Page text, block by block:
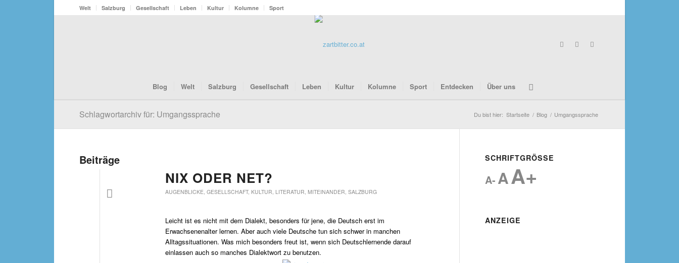
Welt Salzburg Gesellschaft Leben Kultur Kolumne Sport
Blog Welt Salzburg Gesellschaft Leben Kultur Kolumne Sport Entdecken Über uns
Schlagwortarchiv für: Umgangssprache Du bist hier: Startseite / Blog / Umgangssprache
Beiträge
NIX ODER NET?
AUGENBLICKE, GESELLSCHAFT, KULTUR, LITERATUR, MITEINANDER, SALZBURG
Leicht ist es nicht mit dem Dialekt, besonders für jene, die Deutsch erst im
Erwachsenenalter lernen. Aber auch viele Deutsche tun sich schwer in manchen
Alltagssituationen. Was mich besonders freut ist, wenn sich Deutschlernende darauf
einlassen auch so manches Dialektwort zu benutzen.
SCHRIFTGRÖSSE
A- AA+
ANZEIGE